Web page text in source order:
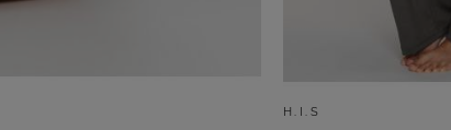
H.I.S